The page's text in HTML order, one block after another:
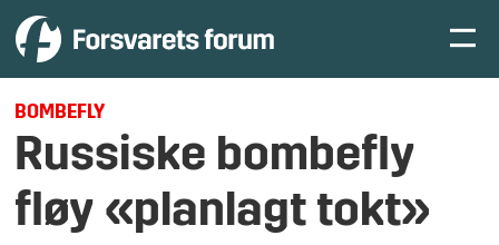
BOMBEFLY
Russiske bombefly
fløy «planlagt tokt»